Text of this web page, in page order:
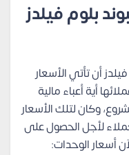
بلوم فيلدز
أن تأتي الأسعار
أية أعباء مالية
وكان لتلك الأسعار
لأجل الحصول على
أسعار الوحدات: